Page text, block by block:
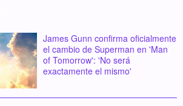
James Gunn confirma oficialmente
el cambio de Superman en 'Man
of Tomorrow': 'No será
exactamente el mismo'